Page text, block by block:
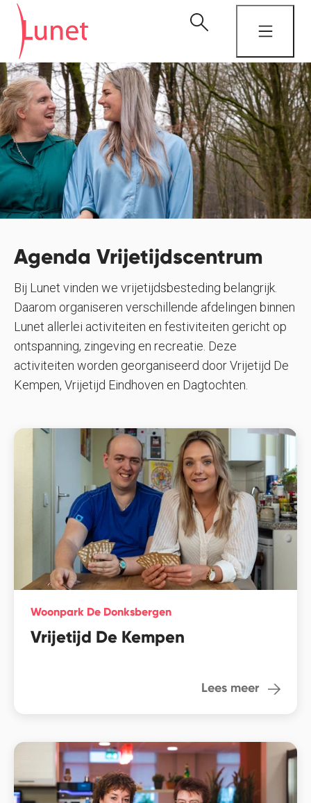
Agenda Vrijetijdscentrum
Bij Lunet vinden we vrijetijdsbesteding belangrijk.
Daarom organiseren verschillende afdelingen binnen
Lunet allerlei activiteiten en festiviteiten gericht op
ontspanning, zingeving en recreatie. Deze
activiteiten worden georganiseerd door Vrijetijd De
Kempen, Vrijetijd Eindhoven en Dagtochten.
Woonpark De Donksbergen
Vrijetijd De Kempen
Lees meer